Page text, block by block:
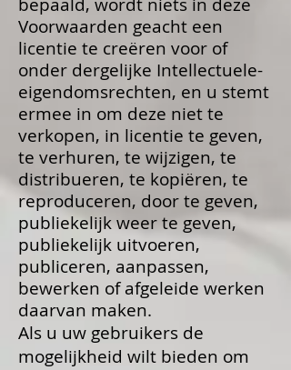
Voorwaarden geacht een
licentie te creëren voor of
onder dergelijke Intellectuele-
eigendomsrechten, en u stemt
ermee in om deze niet te
verkopen, in licentie te geven,
te verhuren, te wijzigen, te
distribueren, te kopiëren, te
reproduceren, door te geven,
publiekelijk weer te geven,
publiekelijk uitvoeren,
publiceren, aanpassen,
bewerken of afgeleide werken
daarvan maken.
Als u uw gebruikers de
mogelijkheid wilt bieden om